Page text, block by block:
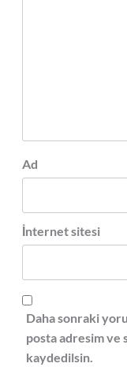
Ad
İnternet sitesi
Daha sonraki
posta adresim ve
kaydedilsin.